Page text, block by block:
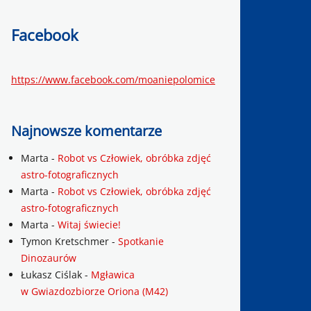
Facebook
https://www.facebook.com/moaniepolomice
Najnowsze komentarze
Marta - Robot vs Człowiek, obróbka zdjęć
astro-fotograficznych
Marta - Robot vs Człowiek, obróbka zdjęć
astro-fotograficznych
Marta - Witaj świecie!
Tymon Kretschmer - Spotkanie
Dinozaurów
Łukasz Ciślak - Mgławica
w Gwiazdozbiorze Oriona (M42)